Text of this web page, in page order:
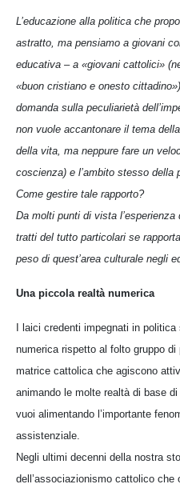
L’educazione alla politica che
astratto, ma pensiamo a giovani
educativa – a «giovani cattolici»
«buon cristiano e onesto
domanda sulla peculiarietà
non vuole accantonare il tema
della vita, ma neppure fare un
coscienza) e l’ambito stesso della
Come gestire tale rapporto?
Da molti punti di vista
tratti del tutto particolari se
peso di quest’area culturale negli
Una piccola realtà numerica
I laici credenti impegnati in
numerica rispetto al folto gruppo
matrice cattolica che agiscono
animando le molte realtà di base
vuoi alimentando l’importante
assistenziale.
Negli ultimi decenni della nostra
dell’associazionismo cattolico